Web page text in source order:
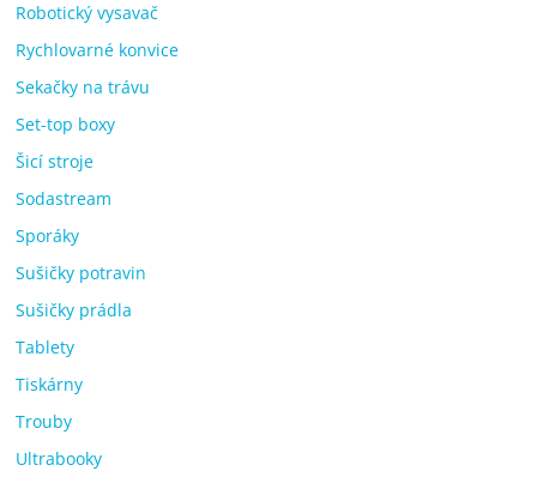
Robotický vysavač
Rychlovarné konvice
Sekačky na trávu
Set-top boxy
Šicí stroje
Sodastream
Sporáky
Sušičky potravin
Sušičky prádla
Tablety
Tiskárny
Trouby
Ultrabooky